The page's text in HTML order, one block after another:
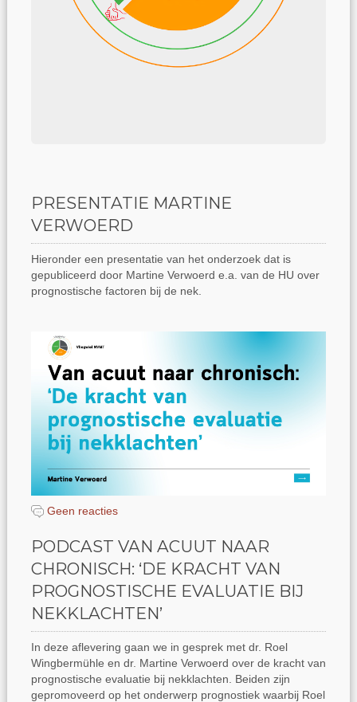
PRESENTATIE MARTINE
VERWOERD
Hieronder een presentatie van het onderzoek dat is
gepubliceerd door Martine Verwoerd e.a. van de HU over
prognostische factoren bij de nek.
Geen reacties
PODCAST VAN ACUUT NAAR
CHRONISCH: ‘DE KRACHT VAN
PROGNOSTISCHE EVALUATIE BIJ
NEKKLACHTEN’
In deze aflevering gaan we in gesprek met dr. Roel
Wingbermühle en dr. Martine Verwoerd over de kracht van
prognostische evaluatie bij nekklachten. Beiden zijn
gepromoveerd op het onderwerp prognostiek waarbij Roel